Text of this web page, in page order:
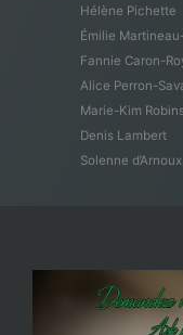
Hélène Pichette
Émilie
Fannie Caron-
Alice Perron-
Marie-Kim
Denis Lambert
Solenne